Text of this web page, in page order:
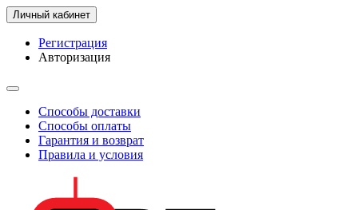
Личный кабинет
Регистрация
Авторизация
Способы доставки
Способы оплаты
Гарантия и возврат
Правила и условия